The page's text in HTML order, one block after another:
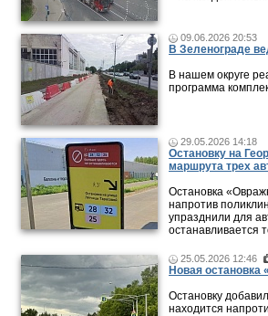
09.06.2026 20:53
В Зеленограде
В нашем округе
программа
29.05.2026 14:18
Остановку на
маршрута трех
Остановка
напротив
упразднили для
останавливается
25.05.2026 12:46
Новая остановка
Остановку
находится